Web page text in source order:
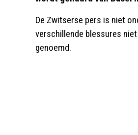
De Zwitserse pers is niet
verschillende blessures
genoemd.